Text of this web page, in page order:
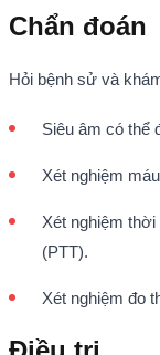
Chẩn đoán
Hỏi bệnh sử và
Siêu âm có thể
Xét nghiệm
Xét nghiệm
(PTT).
Xét nghiệm đo